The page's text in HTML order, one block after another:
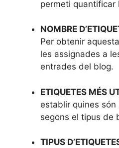
permeti quantificar
NOMBRE
Per obtenir
les assignades a
entrades del blog.
ETIQUETES MÉS
establir quines
segons el tipus de
TIPUS